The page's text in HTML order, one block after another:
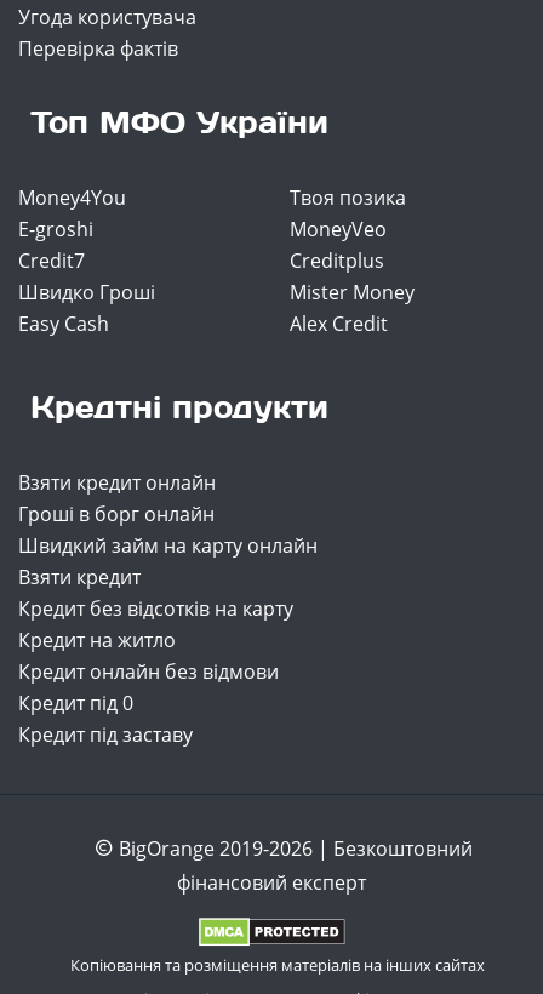
Угода користувача
Перевірка фактів
Топ МФО України
Money4You
Твоя позика
E-groshi
MoneyVeo
Credit7
Creditplus
Швидко Гроші
Mister Money
Easy Cash
Alex Credit
Кредтні продукти
Взяти кредит онлайн
Гроші в борг онлайн
Швидкий займ на карту онлайн
Взяти кредит
Кредит без відсотків на карту
Кредит на житло
Кредит онлайн без відмови
Кредит під 0
Кредит під заставу
BigOrange 2019-2026 | Безкоштовний
фінансовий експерт
Копіювання та розміщення матеріалів на інших сайтах